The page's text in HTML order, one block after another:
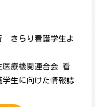
きらり看護学生よ
医療機関連合会 看
生に向けた情報誌